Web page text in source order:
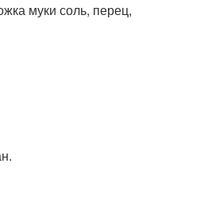
муки соль, перец,